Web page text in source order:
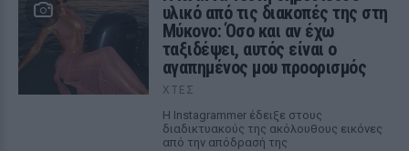
υλικό από τις διακοπές της στη
Μύκονο: Όσο και αν έχω
ταξιδέψει, αυτός είναι ο
αγαπημένος μου προορισμός
ΧΤΕΣ
Η Instagrammer έδειξε στους
διαδικτυακούς της ακόλουθους εικόνες
από την απόδρασή της